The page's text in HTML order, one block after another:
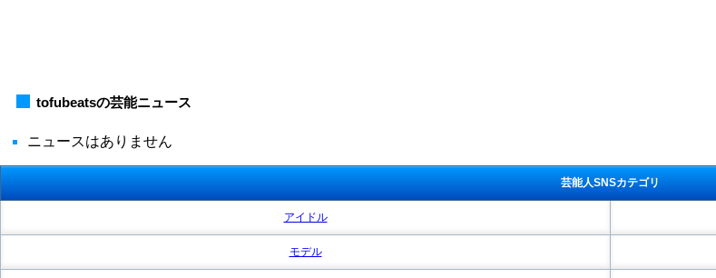
tofubeatsの芸能ニュース
ニュースはありません
芸能人SNSカテゴリ
アイドル
モデル